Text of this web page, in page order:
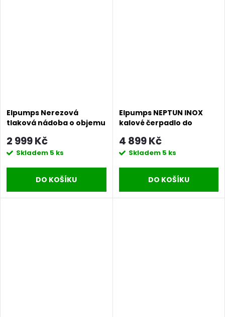
Elpumps Nerezová
tlaková nádoba o objemu
2 999 Kč
Skladem 5 ks
DO KOŠÍKU
Elpumps NEPTUN INOX
kalové čerpadlo do
průtokem
4 899 Kč
Skladem 5 ks
DO KOŠÍKU